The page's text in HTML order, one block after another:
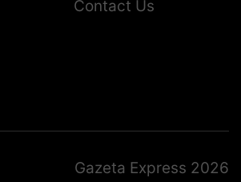
Contact Us
Gazeta Express 2026